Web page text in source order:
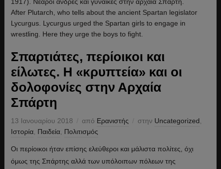
Σπαρτιάτες, περίοικοι και
είλωτες. Η «κρυπτεία» και οι
δολοφονίες στην Αρχαία
Σπάρτη
13 Ιανουαρίου 2018 από Ερανιστής στην Uncategorized
Ιστορία, Παιδεία, Πολιτισμός
Οι περίοικοι ήταν επίσης ελεύθεροι και μάλιστα πολίτες, όχι
όμως της Σπάρτης αλλά των υπόλοιπων πόλεων της